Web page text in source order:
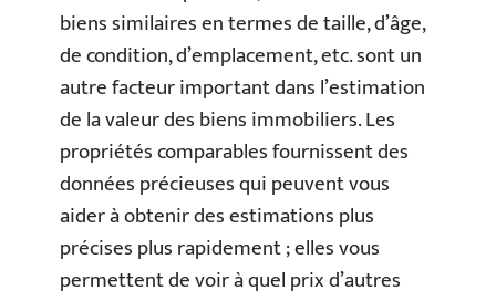
biens similaires en termes de taille, d’âge,
de condition, d’emplacement, etc. sont un
autre facteur important dans l’estimation
de la valeur des biens immobiliers. Les
propriétés comparables fournissent des
données précieuses qui peuvent vous
aider à obtenir des estimations plus
précises plus rapidement ; elles vous
permettent de voir à quel prix d’autres